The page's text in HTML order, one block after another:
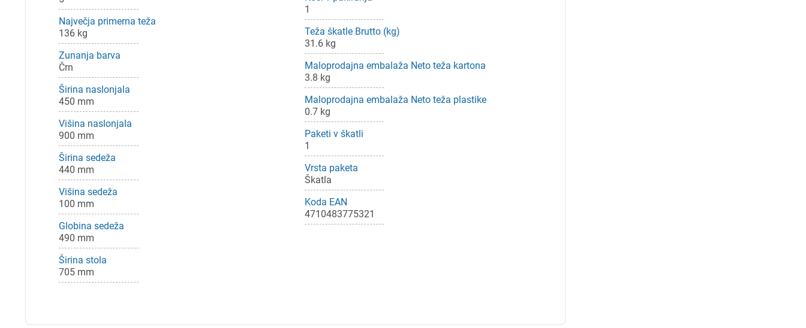
Največja primerna teža
136 kg
Zunanja barva
Črn
Širina naslonjala
450 mm
Višina naslonjala
900 mm
Širina sedeža
440 mm
Višina sedeža
100 mm
Globina sedeža
490 mm
Širina stola
705 mm
1
Teža škatle Brutto (kg)
31.6 kg
Maloprodajna embalaža Neto teža kartona
3.8 kg
Maloprodajna embalaža Neto teža plastike
0.7 kg
Paketi v škatli
1
Vrsta paketa
Škatla
Koda EAN
4710483775321
Za dodajanje na seznam želja morate biti prijavljeni.